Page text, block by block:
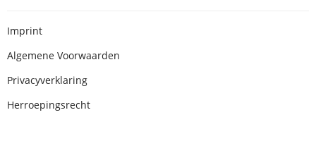
Imprint
Algemene Voorwaarden
Privacyverklaring
Herroepingsrecht